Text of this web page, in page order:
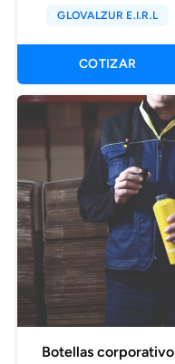
GLOVALZUR E.I.R.L
COTIZAR
Botellas corporativo